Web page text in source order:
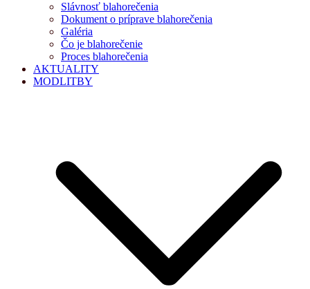
Slávnosť blahorečenia
Dokument o príprave blahorečenia
Galéria
Čo je blahorečenie
Proces blahorečenia
AKTUALITY
MODLITBY